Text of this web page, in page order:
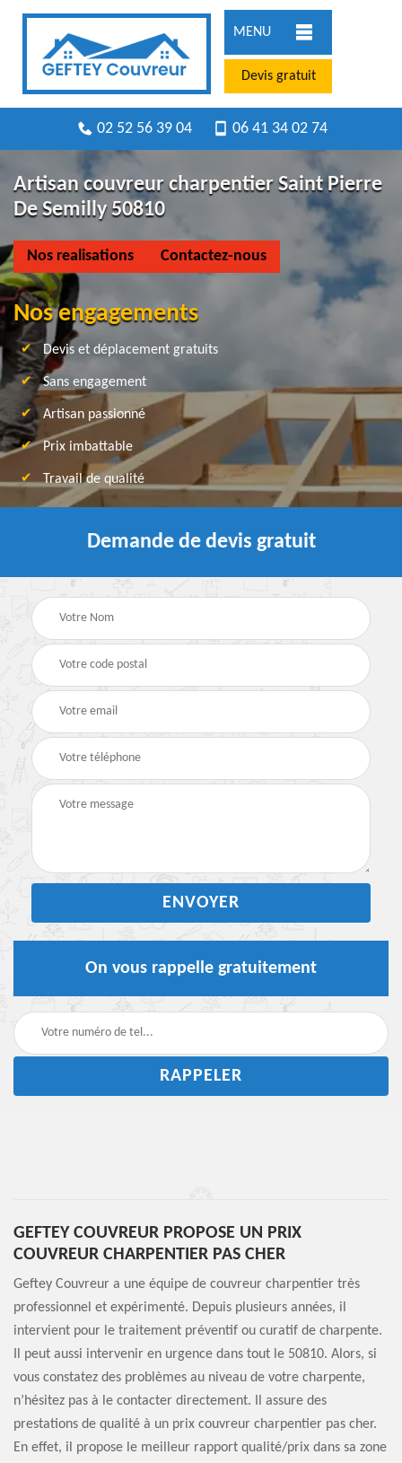
MENU
Devis gratuit
02 52 56 39 04 06 41 34 02 74
Artisan couvreur charpentier Saint Pierre
De Semilly 50810
Nos realisations Contactez-nous
Nos engagements
Devis et déplacement gratuits
Sans engagement
Artisan passionné
Prix imbattable
Travail de qualité
Demande de devis gratuit
On vous rappelle gratuitement
GEFTEY COUVREUR PROPOSE UN PRIX
COUVREUR CHARPENTIER PAS CHER
Geftey Couvreur a une équipe de couvreur charpentier très
professionnel et expérimenté. Depuis plusieurs années, il
intervient pour le traitement préventif ou curatif de charpente.
Il peut aussi intervenir en urgence dans tout le 50810. Alors, si
vous constatez des problèmes au niveau de votre charpente,
n’hésitez pas à le contacter directement. Il assure des
prestations de qualité à un prix couvreur charpentier pas cher.
En effet, il propose le meilleur rapport qualité/prix dans sa zone